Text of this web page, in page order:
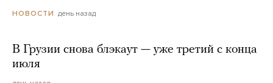
НОВОСТИ день назад
В Грузии снова блэкаут — уже третий с конца
июля